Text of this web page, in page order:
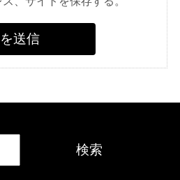
検索